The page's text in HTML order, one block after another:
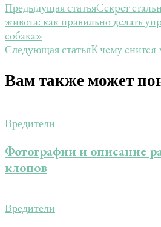
Предыдущая статьяСекрет
живота: как правильно делать
собака»
Следующая статьяК чему
Вам также может
Вредители
Фотографии и описание
клопов
Вредители